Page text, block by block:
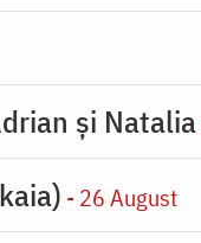
şi Natalia
- 26 August